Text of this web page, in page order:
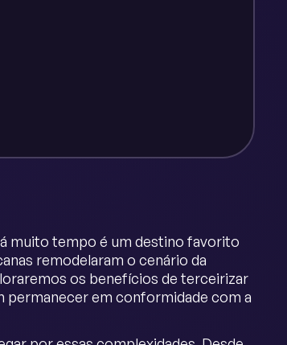
muito tempo é um destino favorito
remodelaram o cenário da
os benefícios de terceirizar
permanecer em conformidade com a